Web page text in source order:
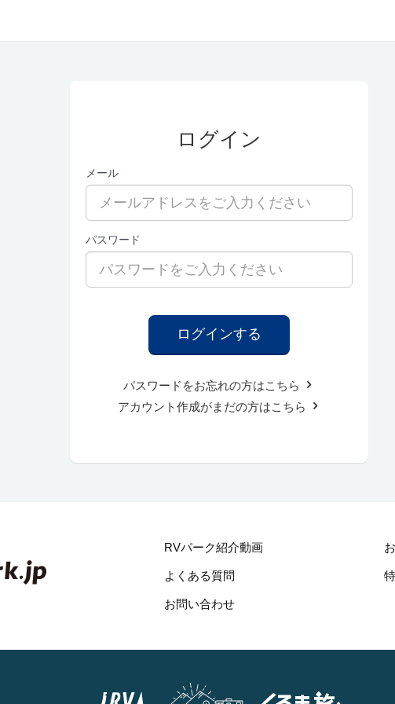
ログイン
メール
パスワード
パスワードをお忘れの方はこちら
アカウント作成がまだの方はこちら
RVパーク紹介動画
よくある質問
お問い合わせ